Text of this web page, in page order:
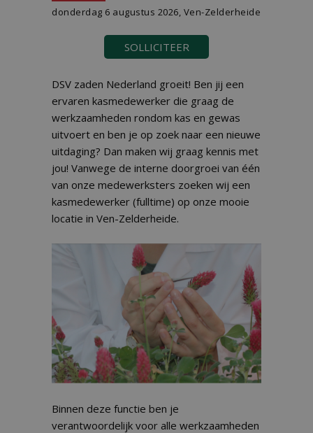
donderdag 6 augustus 2026, Ven-Zelderheide
SOLLICITEER
DSV zaden Nederland groeit! Ben jij een
ervaren kasmedewerker die graag de
werkzaamheden rondom kas en gewas
uitvoert en ben je op zoek naar een nieuwe
uitdaging? Dan maken wij graag kennis met
jou! Vanwege de interne doorgroei van één
van onze medewerksters zoeken wij een
kasmedewerker (fulltime) op onze mooie
locatie in Ven-Zelderheide.
Binnen deze functie ben je
verantwoordelijk voor alle werkzaamheden